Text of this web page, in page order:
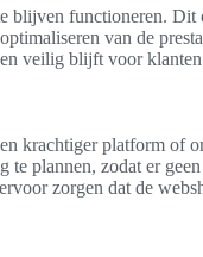
blijven functioneren.
van de
veilig blijft voor
krachtiger platform of
te plannen, zodat er
zorgen dat de